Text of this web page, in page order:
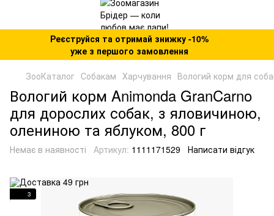
Реєструйся та отримай знижку -10%
уже з першого замовлення
ЗооКаталог Собакам Харчування Вологий корм для
Вологий корм Animonda GranCarno
для дорослих собак, з яловичиною,
олениною та яблуком, 800 г
Немає в наявності Артикул: 1111171529 Написати відгук
3